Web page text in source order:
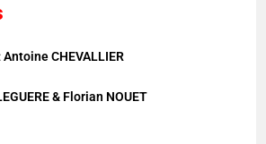
Antoine CHEVALLIER
& Florian NOUET